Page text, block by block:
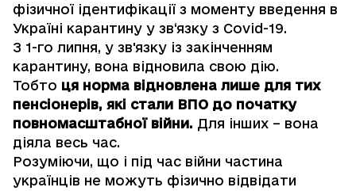
фізичної ідентифікації з моменту введення в
Україні карантину у зв‘язку з Covid-19.
З 1-го липня, у зв'язку із закінченням
карантину, вона відновила свою дію.
Тобто ця норма відновлена лише для тих
пенсіонерів, які стали ВПО до початку
повномасштабної війни. Для інших – вона
діяла весь час.
Розуміючи, що і під час війни частина
українців не можуть фізично відвідати